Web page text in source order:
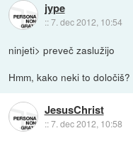
jype
::7. dec 2012, 10:54
ninjeti> preveč zaslužijo
Hmm, kako neki to določiš?
JesusChrist
::7. dec 2012, 10:58